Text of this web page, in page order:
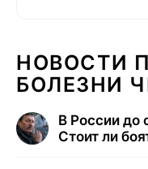
НОВОСТИ
БОЛЕЗНИ
В России до
Стоит ли